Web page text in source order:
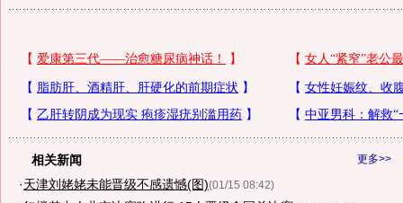
更多>>
相关新闻
·天津刘姥姥未能晋级不感遗憾(图)(01/15 08:42)